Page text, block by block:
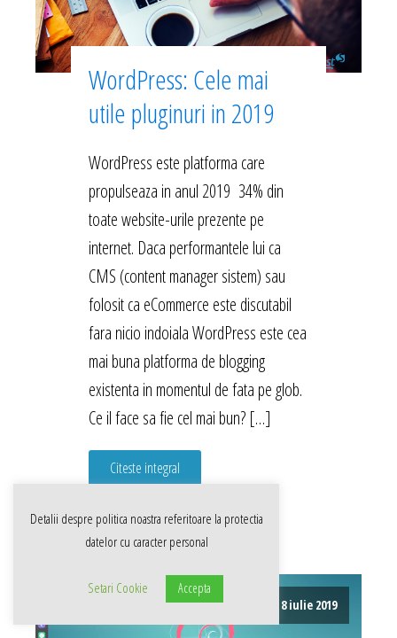
WordPress: Cele mai
utile pluginuri in 2019
WordPress este platforma care
propulseaza in anul 2019 34% din
toate website-urile prezente pe
internet. Daca performantele lui ca
CMS (content manager sistem) sau
folosit ca eCommerce este discutabil
fara nicio indoiala WordPress este cea
mai buna platforma de blogging
existenta in momentul de fata pe glob.
Ce il face sa fie cel mai bun? […]
Citeste integral
8 iulie 2019
Detalii despre politica noastra referitoare la protectia
datelor cu caracter personal
Setari Cookie Accepta